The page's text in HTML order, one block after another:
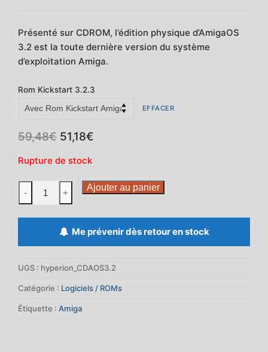
Présenté sur CDROM, l’édition physique d’AmigaOS
3.2 est la toute dernière version du système
d’exploitation Amiga.
Rom Kickstart 3.2.3
EFFACER
59,48€ Le
prix
initial
était :
59,48€.
51,18€
51,18€.
Rupture de stock
quantité
de
AmigaOS
CD
Jusqu'à
30%
de
remise
- +
Ajouter au panier
Me prévenir dès retour en stock
UGS : hyperion_CDAOS3.2
Catégorie : Logiciels / ROMs
Étiquette : Amiga